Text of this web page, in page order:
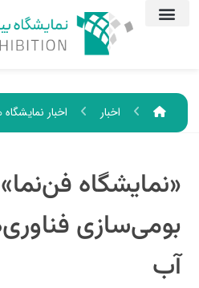
اخبار اخبار
«نمایشگاه
بومی‌سازی
آب